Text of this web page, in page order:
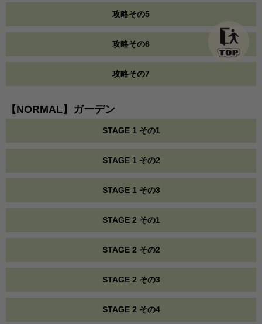
攻略その5
攻略その6
攻略その7
【NORMAL】ガーデン
STAGE 1 その1
STAGE 1 その2
STAGE 1 その3
STAGE 2 その1
STAGE 2 その2
STAGE 2 その3
STAGE 2 その4